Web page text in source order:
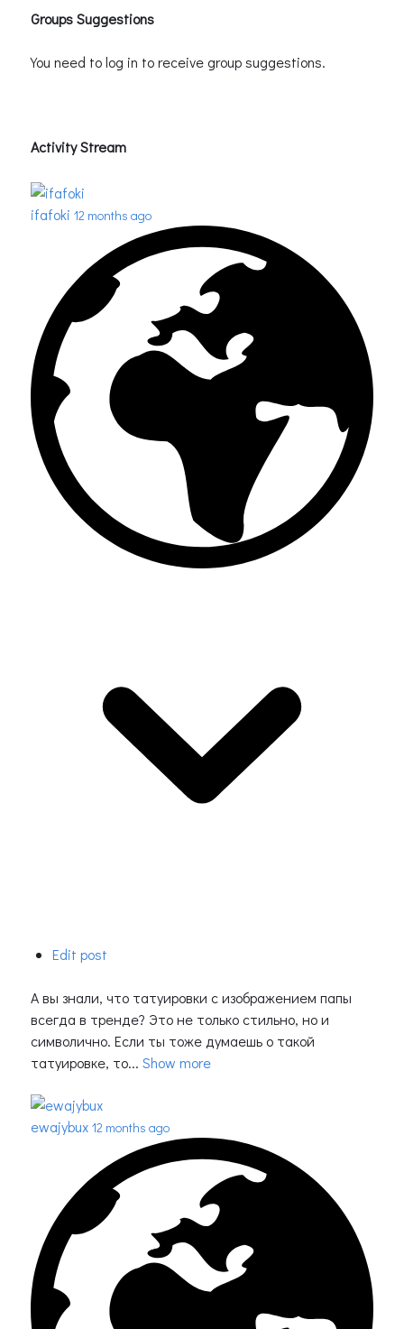
Groups Suggestions
You need to log in to receive group suggestions.
Activity Stream
ifafoki 12 months ago
Edit post
А вы знали, что татуировки с изображением папы
всегда в тренде? Это не только стильно, но и
символично. Если ты тоже думаешь о такой
татуировке, то... Show more
ewajybux 12 months ago